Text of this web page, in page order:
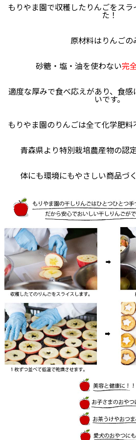
もりやま園で収穫したりんごをス
た！
原材料はりんごの
砂糖・塩・油を使わない完
適度な厚みで食べ応えがあり、食
いです。
もりやま園のりんごは全て化学肥
青森県より特別栽培農産物の認
体にも環境にもやさしい商品づ